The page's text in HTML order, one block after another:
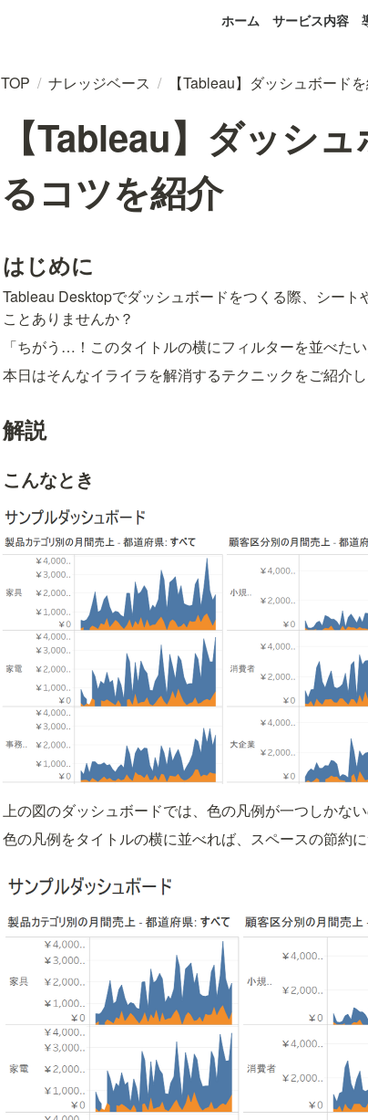
ホーム サービス内容
TOP / ナレッジベース / 【Tableau】ダッシュボード
【Tableau】ダッシ
るコツを紹介
はじめに
Tableau Desktopでダッシュボードをつくる際、シー
ことありませんか？
「ちがう…！このタイトルの横にフィルターを並べ
本日はそんなイライラを解消するテクニックをご紹介し
解説
こんなとき
上の図のダッシュボードでは、色の凡例が一つしかな
色の凡例をタイトルの横に並べれば、スペースの節約